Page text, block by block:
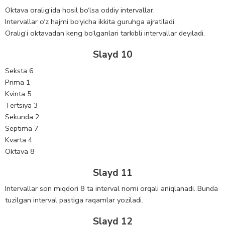
Oktava oralig‘ida hosil bo‘lsa oddiy intervallar.
Intervallar o‘z hajmi bo‘yicha ikkita guruhga ajratiladi.
Oralig‘i oktavadan keng bo‘lganlari tarkibli intervallar deyiladi.
Slayd 10
Seksta 6
Prima 1
Kvinta 5
Tertsiya 3
Sekunda 2
Septima 7
Kvarta 4
Oktava 8
Slayd 11
Intervallar son miqdori 8 ta interval nomi orqali aniqlanadi. Bunda
tuzilgan interval pastiga raqamlar yoziladi.
Slayd 12